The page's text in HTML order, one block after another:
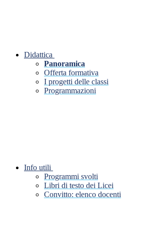
Didattica
Panoramica
Offerta formativa
I progetti delle classi
Programmazioni
Info utili
Programmi svolti
Libri di testo dei Licei
Convitto: elenco docenti